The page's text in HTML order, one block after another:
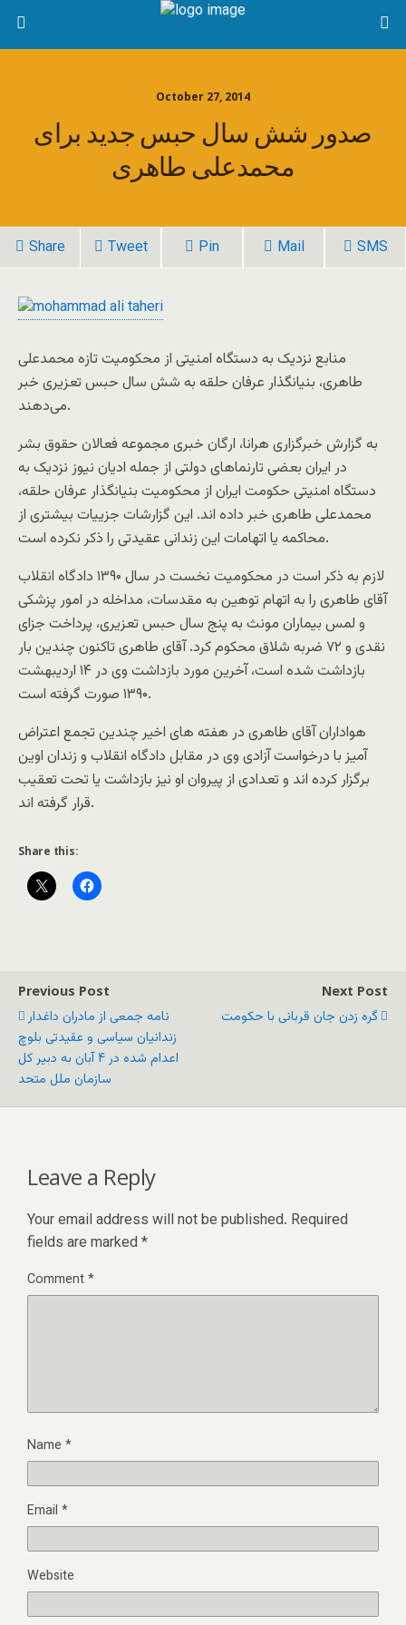
October 27, 2014
صدور شش سال حبس جدید برای
محمدعلی طاهری
Share Tweet Pin Mail SMS
منابع نزدیک به دستگاه امنیتی از محکومیت تازه محمدعلی
طاهری، بنیانگذار عرفان حلقه به شش سال حبس تعزیری خبر
می‌دهند.
به گزارش خبرگزاری هرانا، ارگان خبری مجموعه فعالان حقوق بشر
در ایران بعضی تارنماهای دولتی از جمله ادیان نیوز نزدیک به
دستگاه امنیتی حکومت ایران از محکومیت بنیانگذار عرفان حلقه،
محمدعلی طاهری خبر داده اند. این گزارشات جزییات بیشتری از
محاکمه یا اتهامات این زندانی عقیدتی را ذکر نکرده است.
لازم به ذکر است در محکومیت نخست در سال ۱۳۹۰ دادگاه انقلاب
آقای طاهری را به اتهام توهین به مقدسات، مداخله در امور پزشکی
و لمس بیماران مونث به پنج سال حبس تعزیری، پرداخت جزای
نقدی و ۷۲ ضربه شلاق محکوم کرد. آقای طاهری تاکنون چندین بار
بازداشت شده است، آخرین مورد بازداشت وی در ۱۴ اردیبهشت
۱۳۹۰ صورت گرفته است.
هواداران آقای طاهری در هفته های اخیر چندین تجمع اعتراض
آمیز با درخواست آزادی وی در مقابل دادگاه انقلاب و زندان اوین
برگزار کرده اند و تعدادی از پیروان او نیز بازداشت یا تحت تعقیب
قرار گرفته اند.
Share this:
Previous Post
نامه جمعی از مادران داغدار
زندانیان سیاسی و عقیدتی بلوچ
اعدام شده در ۴ آبان به دبیر کل
سازمان ملل متحد
Next Post
گره زدن جان قربانی با حکومت
Leave a Reply
Your email address will not be published. Required
fields are marked *
Comment*
Name *
Email *
Website